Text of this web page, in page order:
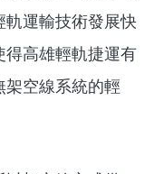
軌運輸技術發展快
得高雄輕軌捷運有
空線系統的輕